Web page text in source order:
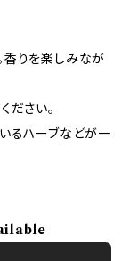
香りを楽しみなが
ださい。
るハーブなどが一